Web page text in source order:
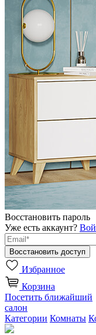
Восстановить пароль
Уже есть аккаунт?
Избранное
Корзина
Посетить ближайший
салон
Категории Комнаты